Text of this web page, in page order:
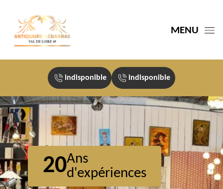
MENU
indisponible indisponible
20Ans
d'expériences